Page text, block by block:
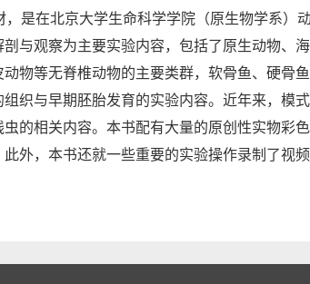
是在北京大学生命科学学院（原生物学系）
与观察为主要实验内容，包括了原生动物、
物等无脊椎动物的主要类群，软骨鱼、硬骨
织与早期胚胎发育的实验内容。近年来，模
的相关内容。本书配有大量的原创性实物彩
外，本书还就一些重要的实验操作录制了视